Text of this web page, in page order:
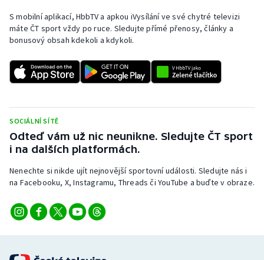
Short track
Sportovní střelba
Triatlon
Veslování
Vodní slalom
Volejbal
Ostatní
S mobilní aplikací, HbbTV a apkou iVysílání ve své chytré televizi
máte ČT sport vždy po ruce. Sledujte přímé přenosy, články a
bonusový obsah kdekoli a kdykoli.
SOCIÁLNÍ SÍTĚ
Odteď vám už nic neunikne. Sledujte ČT sport
i na dalších platformách.
Nenechte si nikde ujít nejnovější sportovní události. Sledujte nás i
na Facebooku, X, Instagramu, Threads či YouTube a buďte v obraze.